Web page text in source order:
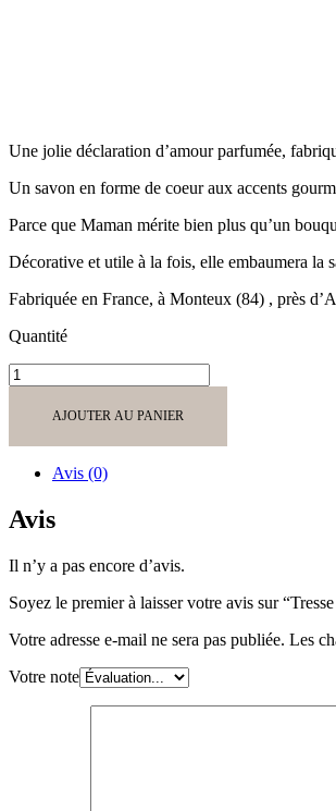
Une jolie déclaration d’amour parfumée,
Un savon en forme de coeur aux accents
Parce que Maman mérite bien plus qu’un
Décorative et utile à la fois, elle embaumera la
Fabriquée en France, à Monteux (84) , près
Quantité
quantité
de
Savon
Coeur
rouge
avec
Bois
"Maman
AJOUTER AU PANIER
Avis (0)
Avis
Il n’y a pas encore d’avis.
Soyez le premier à laisser votre avis sur
Votre adresse e-mail ne sera pas publiée. Les
Votre note